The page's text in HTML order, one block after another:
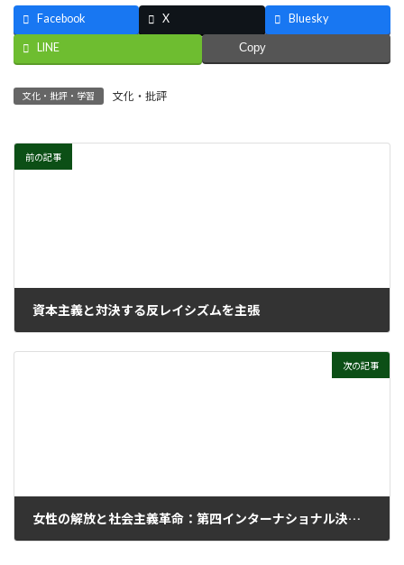
Facebook X Bluesky
LINE Copy
文化・批評・学習 文化・批評
前の記事
資本主義と対決する反レイシズムを主張
次の記事
女性の解放と社会主義革命：第四インターナショナル決議文 （注１）